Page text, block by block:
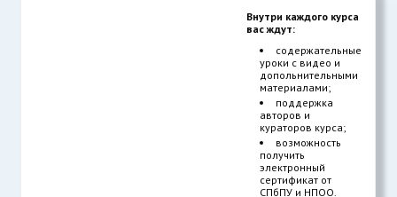
Внутри каждого курса
вас ждут:
содержательные
уроки с видео и
допольнительными
материалами;
поддержка
авторов и
кураторов курса;
возможность
получить
электронный
сертификат от
СПбПУ и НПОО.